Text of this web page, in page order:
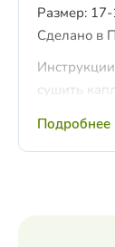
Размер:
Сделано в
сушить
Подробнее